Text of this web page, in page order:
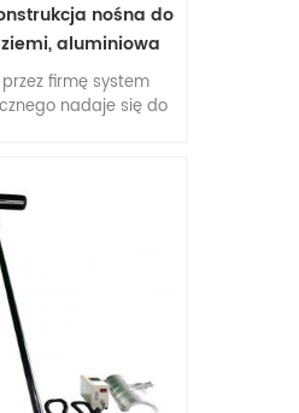
nośna do
aluminiowa
nośna,
firmę system
nadaje się do
i dokładność,
parametry
jakość suprtb.